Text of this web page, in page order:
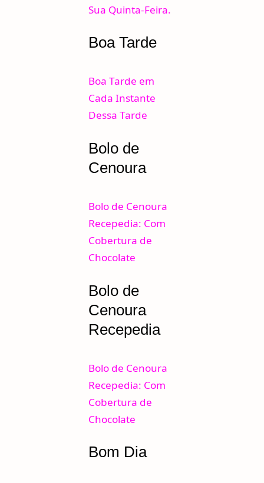
Sua Quinta-Feira.
Boa Tarde
Boa Tarde em
Cada Instante
Dessa Tarde
Bolo de
Cenoura
Bolo de Cenoura
Recepedia: Com
Cobertura de
Chocolate
Bolo de
Cenoura
Recepedia
Bolo de Cenoura
Recepedia: Com
Cobertura de
Chocolate
Bom Dia